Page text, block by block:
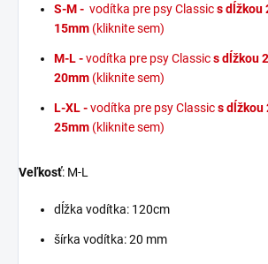
S-M - vodítka pre psy Classics dĺžkou
15mm (kliknite sem)
M-L -vodítka pre psy Classics dĺžkou
20mm (kliknite sem)
L-XL -vodítka pre psy Classics dĺžkou
25mm (kliknite sem)
Veľkosť: M-L
dĺžka vodítka: 120cm
šírka vodítka: 20 mm